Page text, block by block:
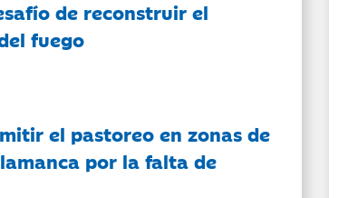
de reconstruir el
fuego
el pastoreo en zonas de
por la falta de